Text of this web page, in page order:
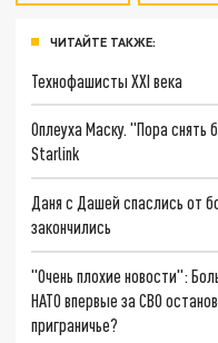
ЧИТАЙТЕ ТАКЖЕ:
Технофашисты XXI века
Оплеуха Маску. "Пора снять
Starlink
Даня с Дашей спаслись от
закончились
"Очень плохие новости":
НАТО впервые за СВО
приграничье?